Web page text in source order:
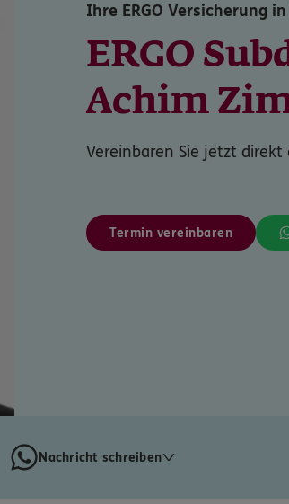
Ihre ERGO Versicherung
ERGO
Achim
Vereinbaren Sie jetzt
Termin vereinbaren
Nachricht schreiben